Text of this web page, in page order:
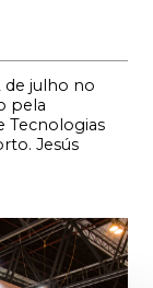
de julho no
pela
Tecnologias
Jesús